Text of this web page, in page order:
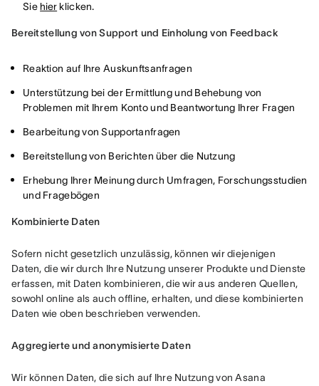
Siehierklicken.
Bereitstellung von Support und Einholung von Feedback
Reaktion auf Ihre Auskunftsanfragen
Unterstützung bei der Ermittlung und Behebung von
Problemen mit Ihrem Konto und Beantwortung Ihrer Fragen
Bearbeitung von Supportanfragen
Bereitstellung von Berichten über die Nutzung
Erhebung Ihrer Meinung durch Umfragen, Forschungsstudien
und Fragebögen
Kombinierte Daten
Sofern nicht gesetzlich unzulässig, können wir diejenigen
Daten, die wir durch Ihre Nutzung unserer Produkte und Dienste
erfassen, mit Daten kombinieren, die wir aus anderen Quellen,
sowohl online als auch offline, erhalten, und diese kombinierten
Daten wie oben beschrieben verwenden.
Aggregierte und anonymisierte Daten
Wir können Daten, die sich auf Ihre Nutzung von Asana